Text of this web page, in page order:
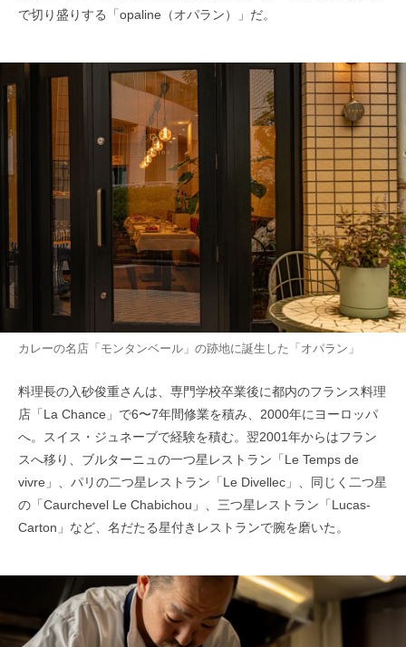
で切り盛りする「opaline（オパラン）」だ。
カレーの名店「モンタンベール」の跡地に誕生した「オパラン」
料理長の入砂俊重さんは、専門学校卒業後に都内のフランス料理
店「La Chance」で6〜7年間修業を積み、2000年にヨーロッパ
へ。スイス・ジュネーブで経験を積む。翌2001年からはフラン
スへ移り、ブルターニュの一つ星レストラン「Le Temps de
vivre」、パリの二つ星レストラン「Le Divellec」、同じく二つ星
の「Caurchevel Le Chabichou」、三つ星レストラン「Lucas-
Carton」など、名だたる星付きレストランで腕を磨いた。